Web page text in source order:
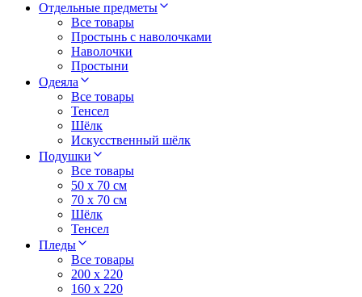
Отдельные предметы
Все товары
Простынь с наволочками
Наволочки
Простыни
Одеяла
Все товары
Тенсел
Шёлк
Искусственный шёлк
Подушки
Все товары
50 x 70 см
70 x 70 см
Шёлк
Тенсел
Пледы
Все товары
200 х 220
160 х 220